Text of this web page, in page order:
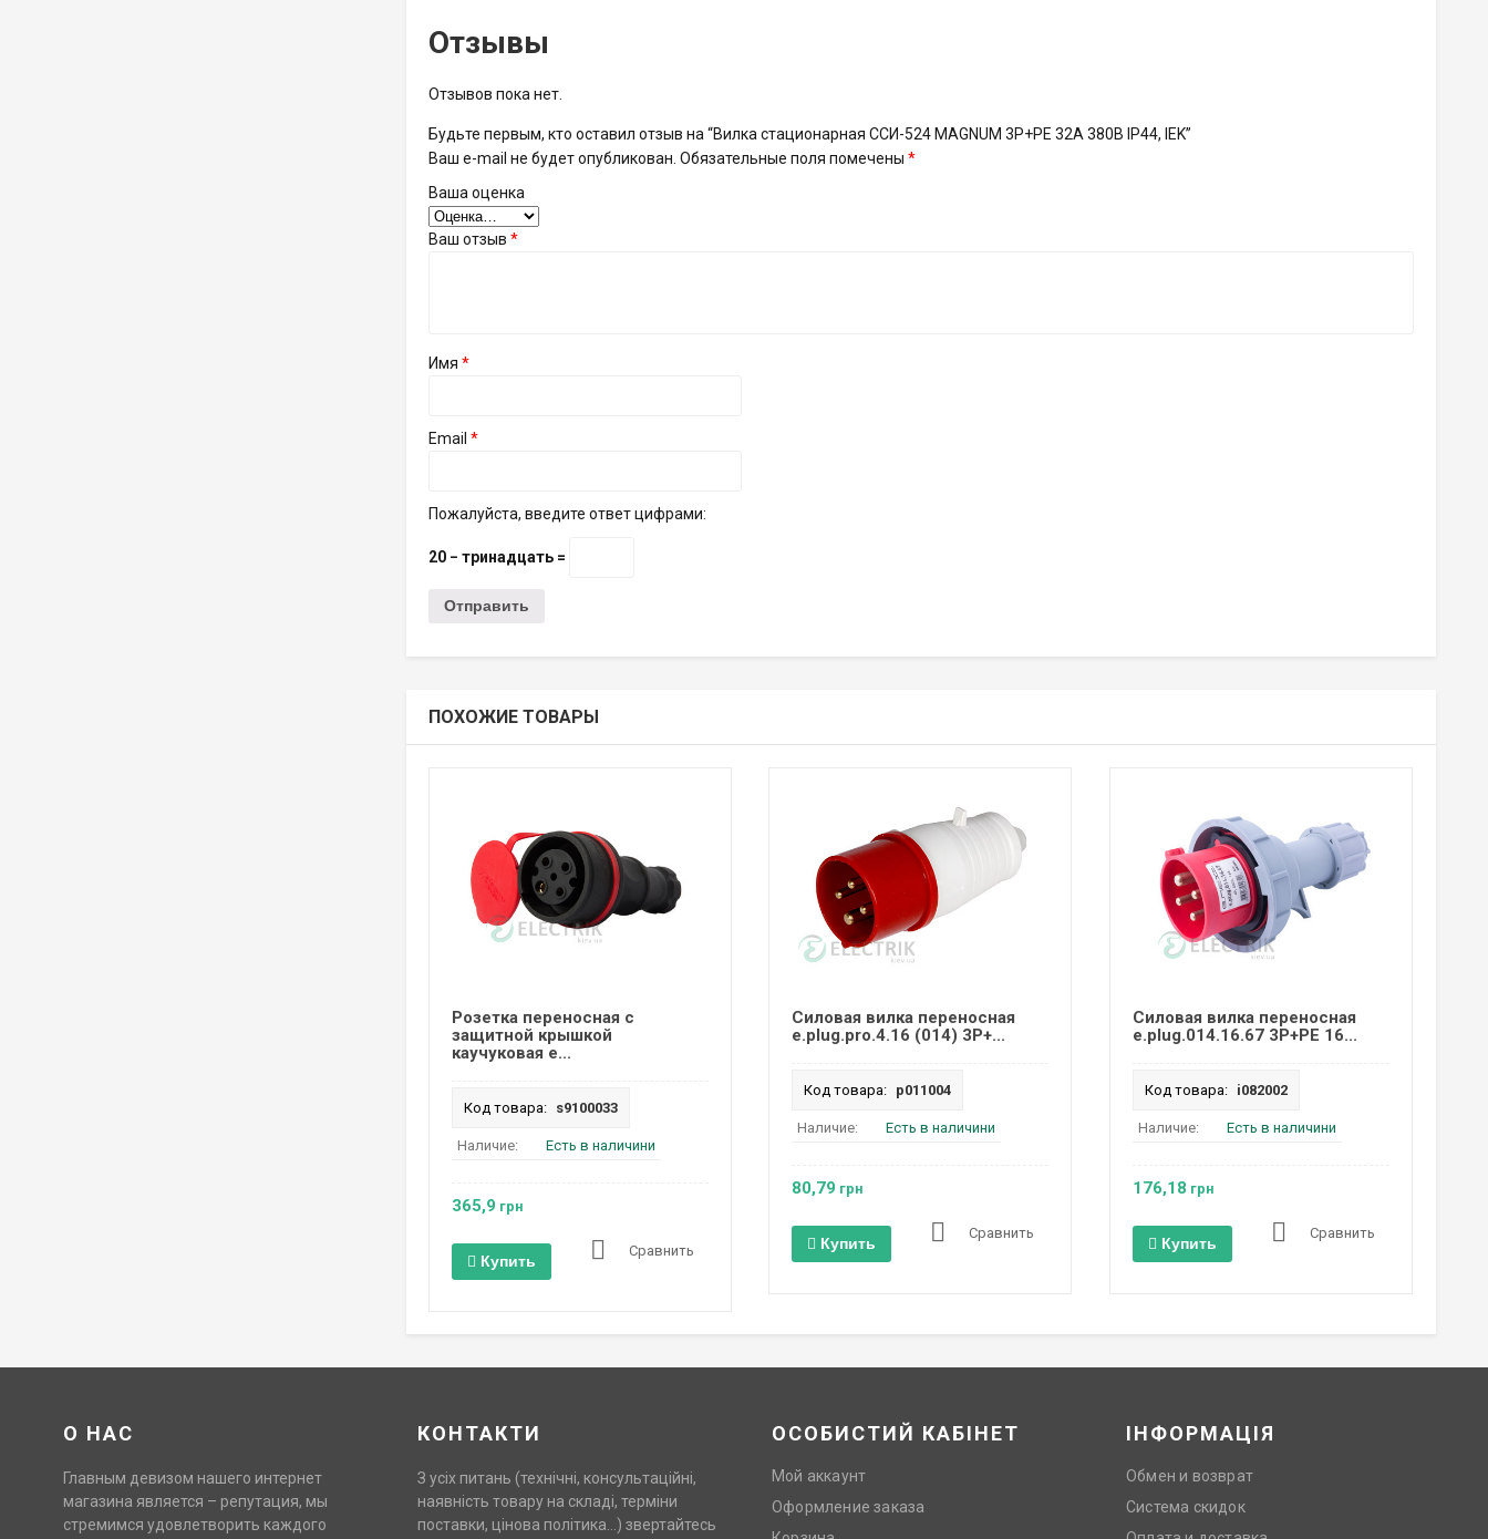
Отзывы
Отзывов пока нет.
Будьте первым, кто оставил отзыв на “Вилка стационарная ССИ-524 MAGNUM 3P+PE 32А 380В IP44, IEK”
Ваш e-mail не будет опубликован. Обязательные поля помечены *
Ваша оценка
Ваш отзыв *
Имя *
Email *
Пожалуйста, введите ответ цифрами:
20 − тринадцать =
ПОХОЖИЕ ТОВАРЫ
Розетка переносная с
защитной крышкой
каучуковая e...
Код товара: s9100033
Наличие: Есть в наличини
365,9 грн
Купить
Сравнить
Силовая вилка переносная
e.plug.pro.4.16 (014) 3P+...
Код товара: p011004
Наличие: Есть в наличини
80,79 грн
Купить
Сравнить
Силовая вилка переносная
e.plug.014.16.67 3P+PE 16...
Код товара: i082002
Наличие: Есть в наличини
176,18 грн
Купить
Сравнить
О НАС
Главным девизом нашего интернет
магазина является – репутация, мы
стремимся удовлетворить каждого
КОНТАКТИ
З усіх питань (технічні, консультаційні,
наявність товару на складі, терміни
поставки, цінова політика…) звертайтесь
ОСОБИСТИЙ КАБІНЕТ
Мой аккаунт
Оформление заказа
ІНФОРМАЦІЯ
Обмен и возврат
Система скидок